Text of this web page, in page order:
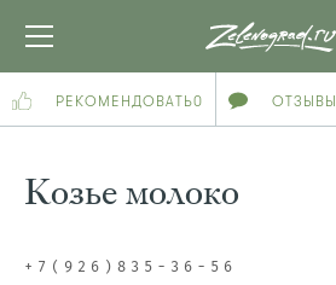
РЕКОМЕНДОВАТЬ0 ОТЗЫВЫ
Козье молоко
+7(926)835-36-56